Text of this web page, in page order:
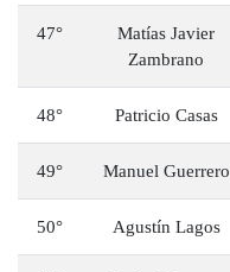
47°
Matías Javier
Zambrano
48° Patricio Casas
49° Manuel Guerrero
50° Agustín Lagos